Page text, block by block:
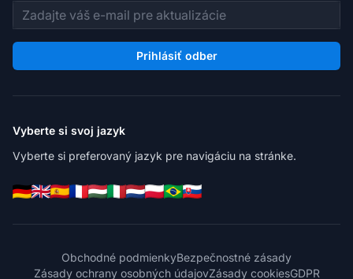
E-mailová adresa
Prihlásiť odber
Vyberte si svoj jazyk
Vyberte si preferovaný jazyk pre navigáciu na stránke.
Obchodné podmienkyBezpečnostné zásady
Zásady ochrany osobných údajovZásady cookiesGDPR